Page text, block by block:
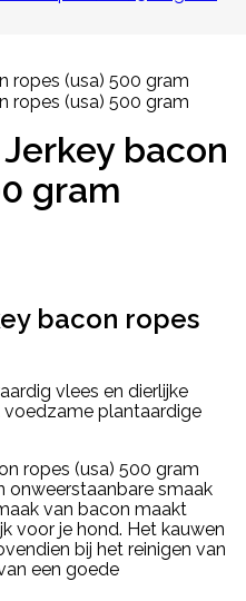
bacon
gram
bacon ropes
vlees en dierlijke
plantaardige
ropes (usa) 500 gram
onweerstaanbare smaak
van bacon maakt
voor je hond. Het kauwen
bij het reinigen van
een goede